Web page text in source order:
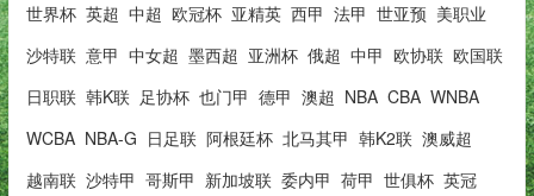
世界杯 英超 中超 欧冠杯 亚精英 西甲 法甲 世亚预 美职业
沙特联 意甲 中女超 墨西超 亚洲杯 俄超 中甲 欧协联 欧国联
日职联 韩K联 足协杯 也门甲 德甲 澳超 NBA CBA WNBA
WCBA NBA-G 日足联 阿根廷杯 北马其甲 韩K2联 澳威超
越南联 沙特甲 哥斯甲 新加坡联 委内甲 荷甲 世俱杯 英冠